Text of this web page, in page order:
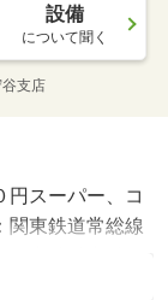
設備
について聞く
支店
円スーパー、コ
関東鉄道常総線
東鉄道常総線
場１台付き